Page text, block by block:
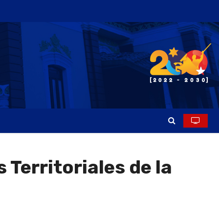
Territoriales de la